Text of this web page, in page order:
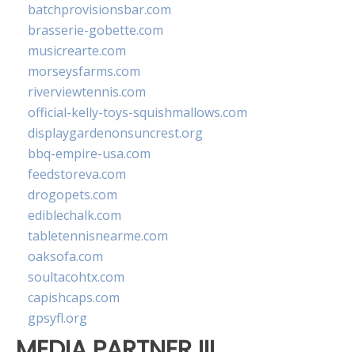
batchprovisionsbar.com
brasserie-gobette.com
musicrearte.com
morseysfarms.com
riverviewtennis.com
official-kelly-toys-squishmallows.com
displaygardenonsuncrest.org
bbq-empire-usa.com
feedstoreva.com
drogopets.com
ediblechalk.com
tabletennisnearme.com
oaksofa.com
soultacohtx.com
capishcaps.com
gpsyfl.org